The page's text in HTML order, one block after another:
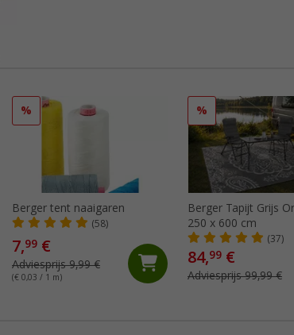
%
Berger tent naaigaren
(58)
7,99 €
Adviesprijs 9,99 €
(€ 0,03 / 1 m)
%
Berger Tapijt Grijs
250 x 600 cm
(37)
84,99 €
Adviesprijs 99,99 €